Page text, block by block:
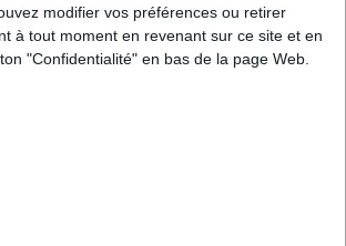
modifier vos préférences ou retirer
à tout moment en revenant sur ce site et en
"Confidentialité" en bas de la page Web.
LA PARFUMERIE MADE IN FRANCE À PETIT PRIX